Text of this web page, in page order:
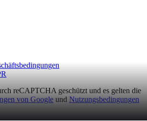
reCAPTCHA geschützt und es gelten die
von Google und Nutzungsbedingungen